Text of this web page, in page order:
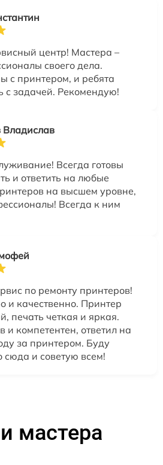
центр! Мастера –
своего дела.
с принтером, и ребята
с задачей. Рекомендую!
Всегда готовы
и ответить на любые
на высшем уровне,
Всегда к ним
по ремонту принтеров!
и качественно. Принтер
печать четкая и яркая.
компетентен, ответил на
за принтером. Буду
сюда и советую всем!
мастера